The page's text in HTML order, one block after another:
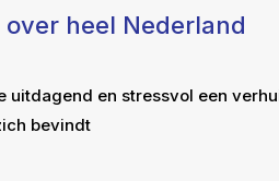
heel Nederland
en stressvol een
bevindt